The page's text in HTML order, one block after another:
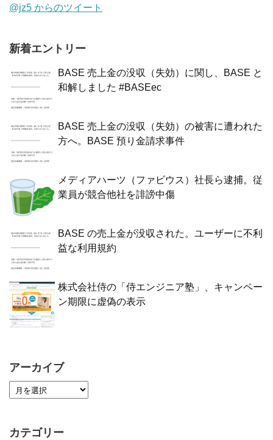
@jz5 からのツイート
新着エントリー
BASE 売上金の没収（失効）に関し、BASE と
和解しました #BASEec
BASE 売上金の没収（失効）の被害に遭われた
方へ。BASE 預り金請求事件
メディアハーツ（ファビウス）社長ら逮捕。従
業員が競合他社を誹謗中傷
BASE の売上金が没収された。ユーザーに不利
益な利用規約
株式会社侍の「侍エンジニア塾」、キャンペー
ン期限に虚偽の表示
アーカイブ
カテゴリー